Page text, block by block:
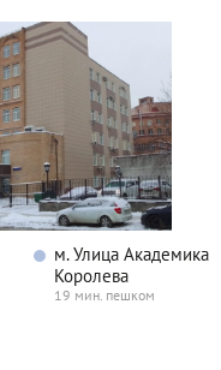
м. Улица Академика
Королева
19 мин. пешком